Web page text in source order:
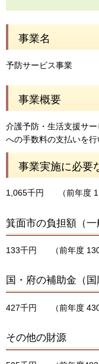
事業名
予防サービス事業
事業概要
介護予防・生活支援サ
への手数料の支払いを行
事業実施に必要
1,065千円 （前年度
箕面市の負担額（一
133千円 （前年度
国・府の補助金（国
427千円 （前年度
その他の財源